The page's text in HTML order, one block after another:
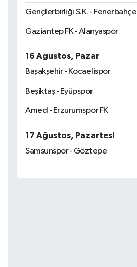
Gençlerbirliği S.K. - Fenerbahçe
Gaziantep FK - Alanyaspor
16 Ağustos, Pazar
Başakşehir - Kocaelispor
Beşiktaş - Eyüpspor
Amed - Erzurumspor FK
17 Ağustos, Pazartesi
Samsunspor - Göztepe